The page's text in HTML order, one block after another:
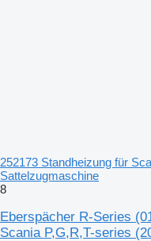
252173 Standheizung für
Sattelzugmaschine
8
Eberspächer R-Series
Scania P,G,R,T-series